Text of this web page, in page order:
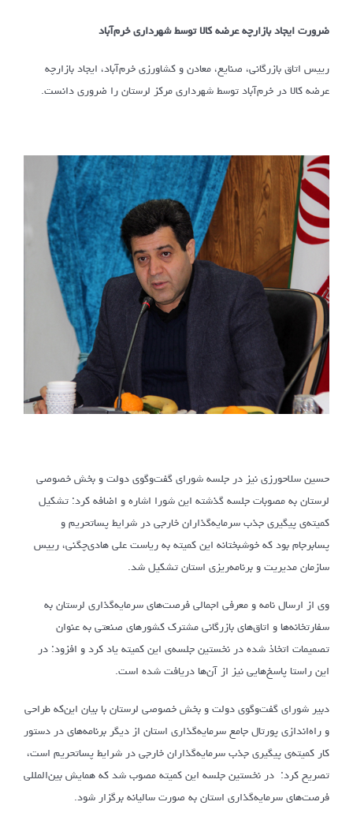
ضرورت ایجاد بازارچه عرضه کالا توسط شهرداری خرم‌آباد
رییس اتاق بازرگانی، صنایع، معادن و کشاورزی خرم‌آباد، ایجاد بازارچه
عرضه کالا در خرم‌آباد توسط شهرداری مرکز لرستان را ضروری دانست.
حسین سلاحورزی نیز در جلسه شورای گفت‌وگوی دولت و بخش خصوصی
لرستان به مصوبات جلسه گذشته این شورا اشاره و اضافه کرد: تشکیل
کمیته‌ی پیگیری جذب سرمایه‌گذاران خارجی در شرایط پساتحریم و
پسابرجام بود که خوشبختانه این کمیته به ریاست علی هادی‌چگنی، رییس
سازمان مدیریت و برنامه‌ریزی استان تشکیل شد.
وی از ارسال نامه و معرفی اجمالی فرصت‌های سرمایه‌گذاری لرستان به
سفارتخانه‌ها و اتاق‌های بازرگانی مشترک کشورهای صنعتی به عنوان
تصمیمات اتخاذ شده در نخستین جلسه‌ی این کمیته یاد کرد و افزود: در
این راستا پاسخ‌هایی نیز از آن‌ها دریافت شده است.
دبیر شورای گفت‌وگوی دولت و بخش خصوصی لرستان با بیان این‌که طراحی
و راه‌اندازی پورتال جامع سرمایه‌گذاری استان از دیگر برنامه‌های در دستور
کار کمیته‌ی پیگیری جذب سرمایه‌گذاران خارجی در شرایط پساتحریم است،
تصریح کرد: در نخستین جلسه این کمیته مصوب شد که همایش بین‌المللی
فرصت‌های سرمایه‌گذاری استان به صورت سالیانه برگزار شود.